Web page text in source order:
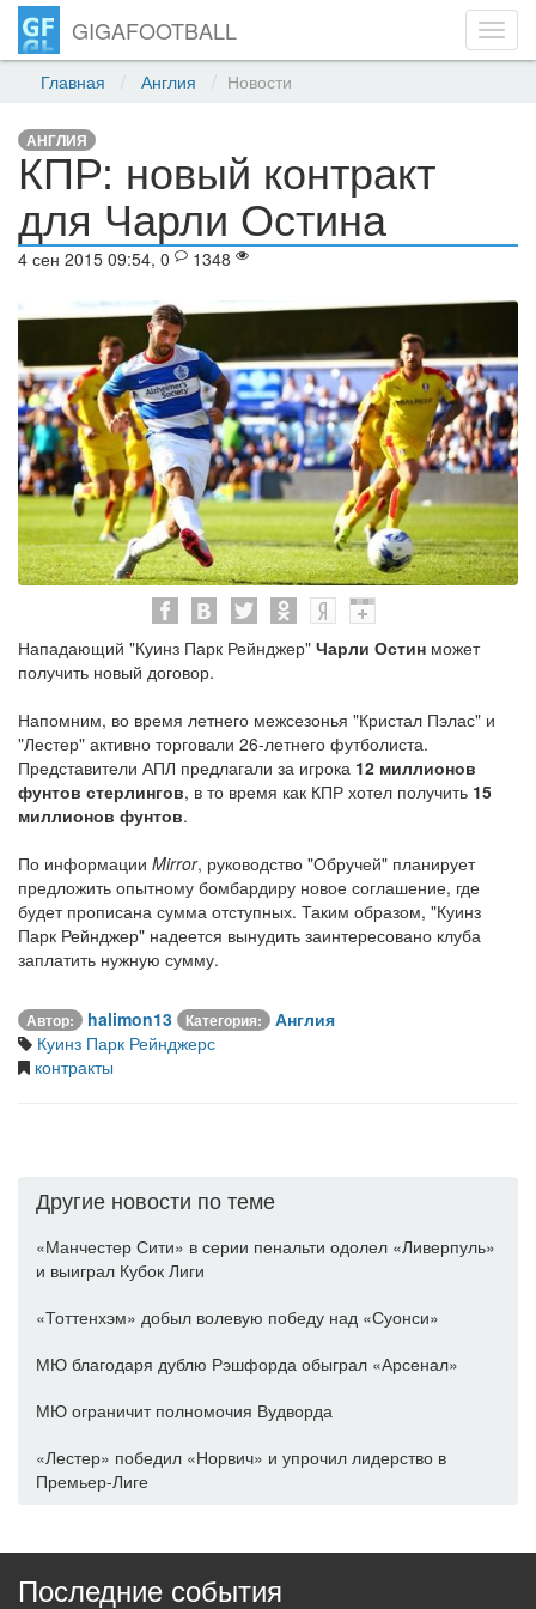
GIGAFOOTBALL
Главная Англия Новости
АНГЛИЯ
КПР: новый контракт
для Чарли Остина
4 сен 2015 09:54, 0 1348
Нападающий "Куинз Парк Рейнджер" Чарли Остин может
получить новый договор.
Напомним, во время летнего межсезонья "Кристал Пэлас" и
"Лестер" активно торговали 26-летнего футболиста.
Представители АПЛ предлагали за игрока 12 миллионов
фунтов стерлингов, в то время как КПР хотел получить 15
миллионов фунтов.
По информации Mirror, руководство "Обручей" планирует
предложить опытному бомбардиру новое соглашение, где
будет прописана сумма отступных. Таким образом, "Куинз
Парк Рейнджер" надеется вынудить заинтересовано клуба
заплатить нужную сумму.
Автор: halimon13 Категория:
Англия
Куинз Парк Рейнджерс
контракты
Другие новости по теме
«Манчестер Сити» в серии пенальти одолел «Ливерпуль»
и выиграл Кубок Лиги
«Тоттенхэм» добыл волевую победу над «Суонси»
МЮ благодаря дублю Рэшфорда обыграл «Арсенал»
МЮ ограничит полномочия Вудворда
«Лестер» победил «Норвич» и упрочил лидерство в
Премьер-Лиге
Последние события